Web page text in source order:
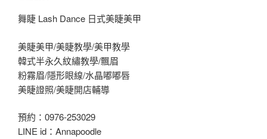
舞睫 Lash Dance 日式美睫美甲
美睫美甲/美睫教學/美甲教學
韓式半永久紋繡教學/飄眉
粉霧眉/隱形眼線/水晶嘟嘟唇
美睫證照/美睫開店輔導
預約：0976-253029
LINE id：Annapoodle